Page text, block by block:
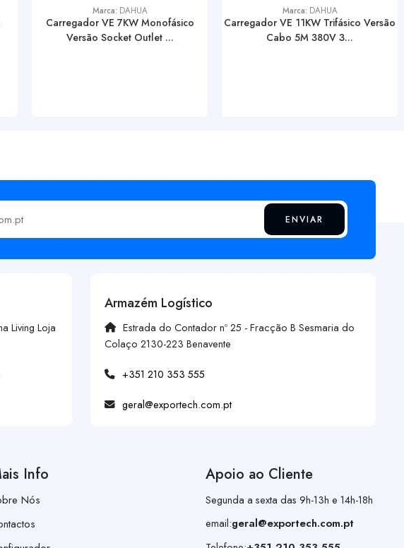
Marca: DAHUA
Carregador VE 7KW Monofásico
Versão Socket Outlet ...
Marca: DAHUA
Carregador VE 11KW Trifásico Versão
Cabo 5M 380V 3...
ENVIAR
Living Loja
Armazém Logístico
Estrada do Contador nº 25 - Fracção B Sesmaria do
Colaço 2130-223 Benavente
+351 210 353 555
geral@exportech.com.pt
Info
Nós
Apoio ao Cliente
Segunda a sexta das 9h-13h e 14h-18h
email:geral@exportech.com.pt